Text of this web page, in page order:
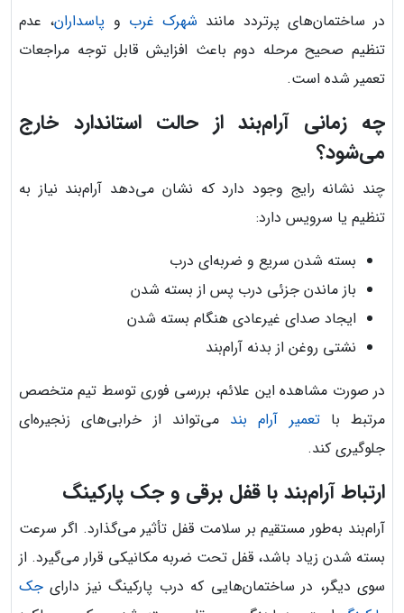
در ساختمان‌های پرتردد مانند شهرک غرب و پاسداران، عدم
تنظیم صحیح مرحله دوم باعث افزایش قابل توجه مراجعات
تعمیر شده است.
چه زمانی آرام‌بند از حالت استاندارد خارج
می‌شود؟
چند نشانه رایج وجود دارد که نشان می‌دهد آرام‌بند نیاز به
تنظیم یا سرویس دارد:
بسته شدن سریع و ضربه‌ای درب
باز ماندن جزئی درب پس از بسته شدن
ایجاد صدای غیرعادی هنگام بسته شدن
نشتی روغن از بدنه آرام‌بند
در صورت مشاهده این علائم، بررسی فوری توسط تیم متخصص
مرتبط باتعمیر آرام بند می‌تواند از خرابی‌های زنجیره‌ای
جلوگیری کند.
ارتباط آرام‌بند با قفل برقی و جک پارکینگ
آرام‌بند به‌طور مستقیم بر سلامت قفل تأثیر می‌گذارد. اگر سرعت
بسته شدن زیاد باشد، قفل تحت ضربه مکانیکی قرار می‌گیرد. از
سوی دیگر، در ساختمان‌هایی که درب پارکینگ نیز دارای جک